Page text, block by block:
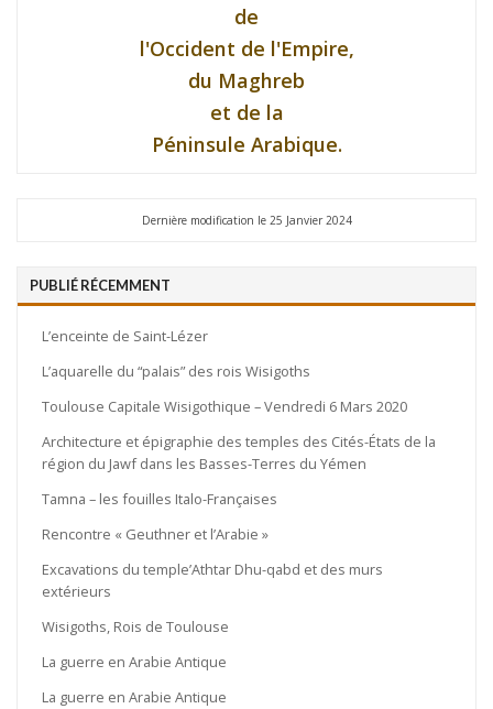
de
l'Occident de l'Empire,
du Maghreb
et de la
Péninsule Arabique.
Dernière modification le 25 Janvier 2024
PUBLIÉ RÉCEMMENT
L’enceinte de Saint-Lézer
L’aquarelle du “palais” des rois Wisigoths
Toulouse Capitale Wisigothique – Vendredi 6 Mars 2020
Architecture et épigraphie des temples des Cités-États de la
région du Jawf dans les Basses-Terres du Yémen
Tamna – les fouilles Italo-Françaises
Rencontre « Geuthner et l’Arabie »
Excavations du temple’Athtar Dhu-qabd et des murs
extérieurs
Wisigoths, Rois de Toulouse
La guerre en Arabie Antique
La guerre en Arabie Antique